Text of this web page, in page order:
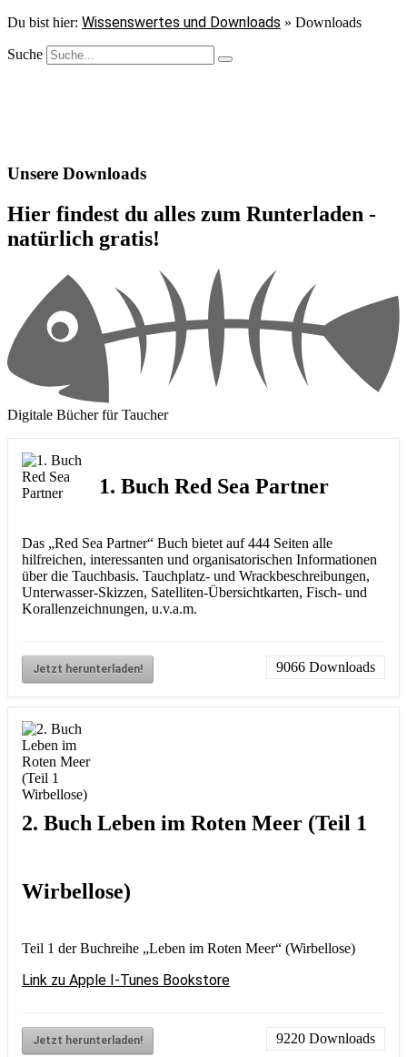
Du bist hier: Wissenswertes und Downloads » Downloads
Suche
Unsere Downloads
Hier findest du alles zum Runterladen -
natürlich gratis!
Digitale Bücher für Taucher
1. Buch Red Sea Partner
Das „Red Sea Partner“ Buch bietet auf 444 Seiten alle
hilfreichen, interessanten und organisatorischen Informationen
über die Tauchbasis. Tauchplatz- und Wrackbeschreibungen,
Unterwasser-Skizzen, Satelliten-Übersichtkarten, Fisch- und
Korallenzeichnungen, u.v.a.m.
Jetzt herunterladen! 9066 Downloads
2. Buch Leben im Roten Meer (Teil 1
Wirbellose)
Teil 1 der Buchreihe „Leben im Roten Meer“ (Wirbellose)
Link zu Apple I-Tunes Bookstore
Jetzt herunterladen! 9220 Downloads